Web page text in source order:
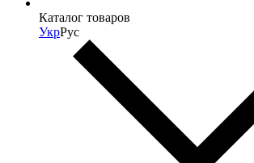
Каталог товаров
УкрРус